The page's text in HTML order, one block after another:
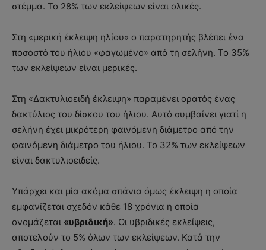
στέμμα. Το 28% των εκλείψεων είναι ολικές.
Στη «μερική έκλειψη ηλίου» ο παρατηρητής βλέπει ένα
ποσοστό του ήλιου «φαγωμένο» από τη σελήνη. Το 35%
των εκλείψεων είναι μερικές.
Στη «Δακτυλιοειδή έκλειψη» παραμένει ορατός ένας
δακτύλιος του δίσκου του ήλιου. Αυτό συμβαίνει γιατί η
σελήνη έχει μικρότερη φαινόμενη διάμετρο από την
φαινόμενη διάμετρο του ήλιου. Το 32% των εκλείψεων
είναι δακτυλιοειδείς.
Υπάρχει και μία ακόμα σπάνια όμως έκλειψη η οποία
εμφανίζεται σχεδόν κάθε 18 χρόνια η οποία
ονομάζεται «υβριδική». Οι υβριδικές εκλείψεις,
αποτελούν το 5% όλων των εκλείψεων. Κατά την